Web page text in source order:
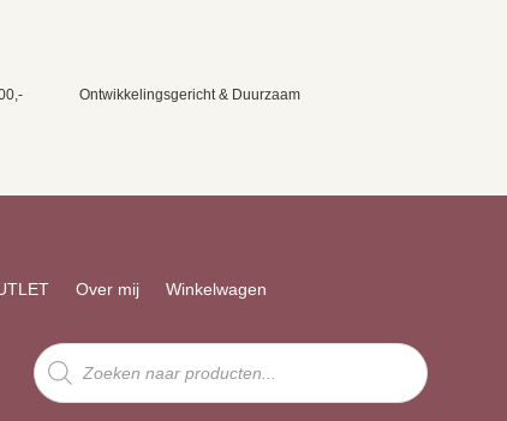
Ontwikkelingsgericht & Duurzaam
Over mij Winkelwagen
Producten
zoeken